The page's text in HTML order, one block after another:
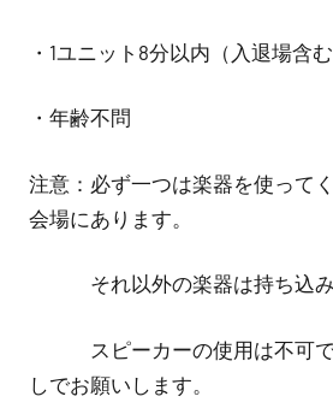
・1ユニット8分以内（入退場含む
・年齢不問
注意：必ず一つは楽器を使って
会場にあります。
それ以外の楽器は持ち込み
スピーカーの使用は不可で
しでお願いします。